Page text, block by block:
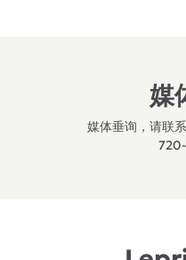
媒
媒体垂询，请联